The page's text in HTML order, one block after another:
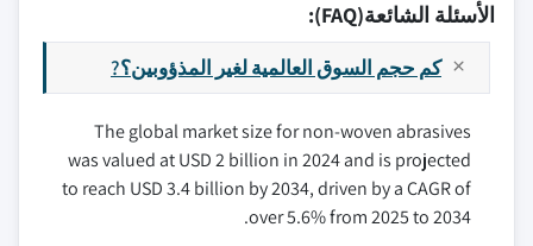
الأسئلة الشائعة(FAQ):
كم حجم السوق العالمية لغير المذؤوبين؟?
The global market size for non-woven abrasives
was valued at USD 2 billion in 2024 and is projected
to reach USD 3.4 billion by 2034, driven by a CAGR of
over 5.6% from 2025 to 2034.